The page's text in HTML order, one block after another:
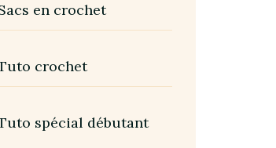
en crochet
crochet
spécial débutant